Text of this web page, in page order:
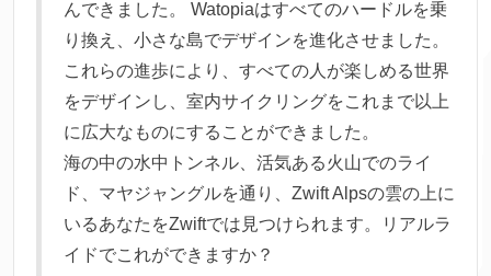
んできました。 Watopiaはすべてのハードルを乗
り換え、小さな島でデザインを進化させました。
これらの進歩により、すべての人が楽しめる世界
をデザインし、室内サイクリングをこれまで以上
に広大なものにすることができました。
海の中の水中トンネル、活気ある火山でのライ
ド、マヤジャングルを通り、Zwift Alpsの雲の上に
いるあなたをZwiftでは見つけられます。リアルラ
イドでこれができますか？